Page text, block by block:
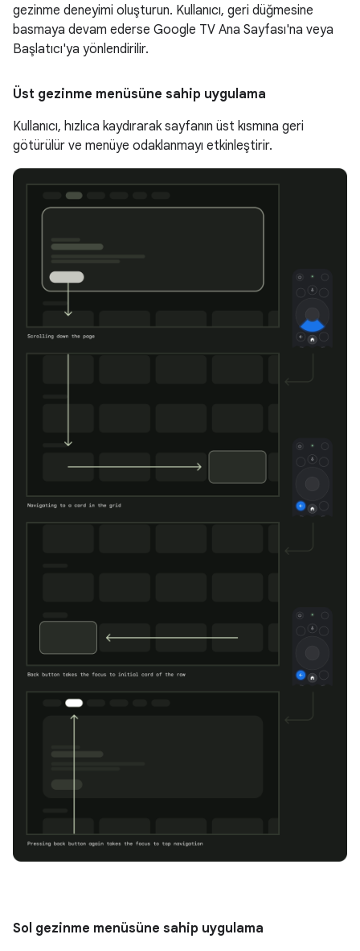
gezinme deneyimi oluşturun. Kullanıcı, geri düğmesine
basmaya devam ederse Google TV Ana Sayfası'na veya
Başlatıcı'ya yönlendirilir.
Üst gezinme menüsüne sahip uygulama
Kullanıcı, hızlıca kaydırarak sayfanın üst kısmına geri
götürülür ve menüye odaklanmayı etkinleştirir.
Sol gezinme menüsüne sahip uygulama